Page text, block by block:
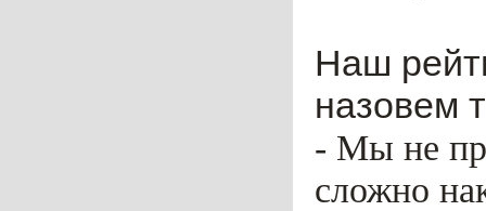
Наш
назовем
- Мы не
сложно